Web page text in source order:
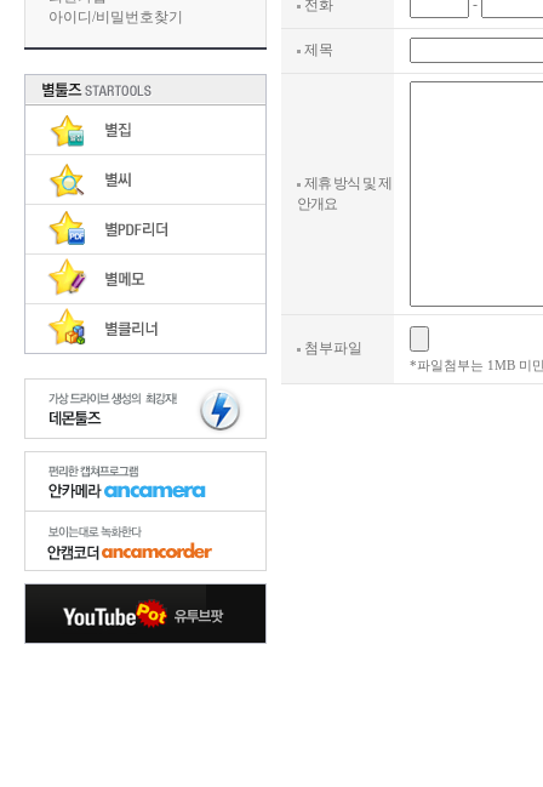
아이디 /비밀번호찾기
전화 -
제목
제휴 방식 및 제
안개요
첨부파일
*파일첨부는 1MB 미